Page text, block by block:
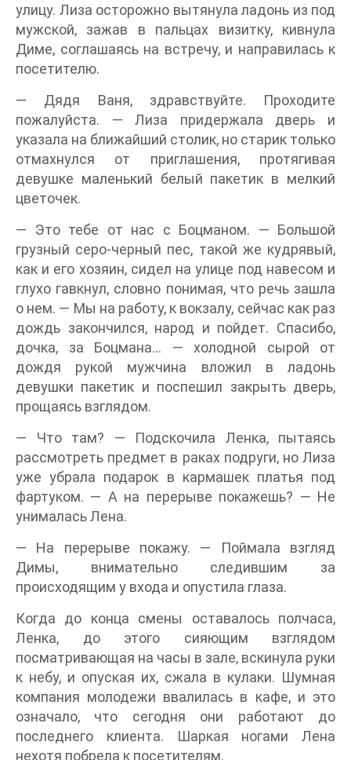
улицу. Лиза осторожно вытянула ладонь из под
мужской, зажав в пальцах визитку, кивнула
Диме, соглашаясь на встречу, и направилась к
посетителю.
— Дядя Ваня, здравствуйте. Проходите
пожалуйста. — Лиза придержала дверь и
указала на ближайший столик, но старик только
отмахнулся от приглашения, протягивая
девушке маленький белый пакетик в мелкий
цветочек.
— Это тебе от нас с Боцманом. — Большой
грузный серо-черный пес, такой же кудрявый,
как и его хозяин, сидел на улице под навесом и
глухо гавкнул, словно понимая, что речь зашла
о нем. — Мы на работу, к вокзалу, сейчас как раз
дождь закончился, народ и пойдет. Спасибо,
дочка, за Боцмана… — холодной сырой от
дождя рукой мужчина вложил в ладонь
девушки пакетик и поспешил закрыть дверь,
прощаясь взглядом.
— Что там? — Подскочила Ленка, пытаясь
рассмотреть предмет в раках подруги, но Лиза
уже убрала подарок в кармашек платья под
фартуком. — А на перерыве покажешь? — Не
унималась Лена.
— На перерыве покажу. — Поймала взгляд
Димы, внимательно следившим за
происходящим у входа и опустила глаза.
Когда до конца смены оставалось полчаса,
Ленка, до этого сияющим взглядом
посматривающая на часы в зале, вскинула руки
к небу, и опуская их, сжала в кулаки. Шумная
компания молодежи ввалилась в кафе, и это
означало, что сегодня они работают до
последнего клиента. Шаркая ногами Лена
нехотя побрела к посетителям.